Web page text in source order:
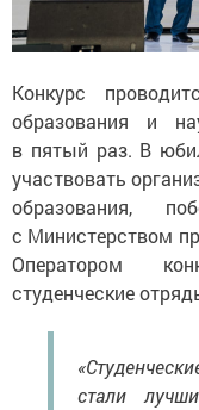
Конкурс
образования и
в пятый раз. В
участвовать
образования,
с Министерством
Оператором
студенческие
стали